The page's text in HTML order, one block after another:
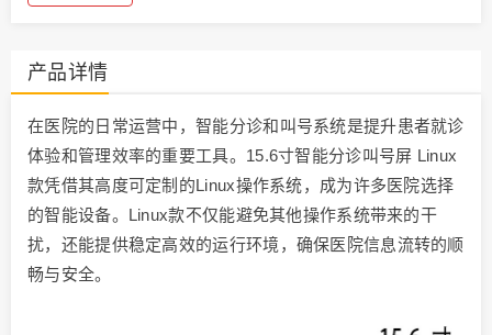
产品详情
在医院的日常运营中，智能分诊和叫号系统是提升患者就诊
体验和管理效率的重要工具。15.6寸智能分诊叫号屏 Linux
款凭借其高度可定制的Linux操作系统，成为许多医院选择
的智能设备。Linux款不仅能避免其他操作系统带来的干
扰，还能提供稳定高效的运行环境，确保医院信息流转的顺
畅与安全。